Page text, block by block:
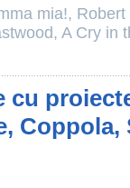
mia!, Robert
, A Cry in
Coppola,